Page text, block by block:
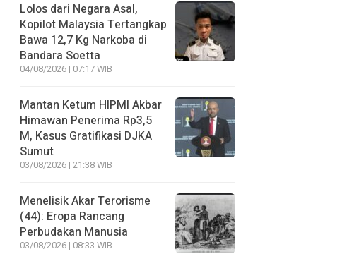
Lolos dari Negara Asal,
Kopilot Malaysia Tertangkap
Bawa 12,7 Kg Narkoba di
Bandara Soetta
04/08/2026 | 07:17 WIB
Mantan Ketum HIPMI Akbar
Himawan Penerima Rp3,5
M, Kasus Gratifikasi DJKA
Sumut
03/08/2026 | 21:38 WIB
Menelisik Akar Terorisme
(44): Eropa Rancang
Perbudakan Manusia
03/08/2026 | 08:33 WIB